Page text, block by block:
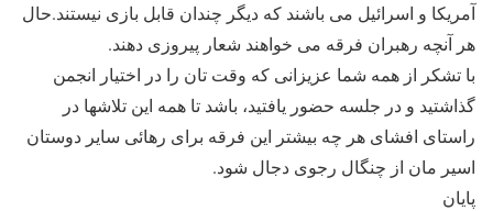
آمریکا و اسرائیل می باشند که دیگر چندان قابل بازی نیستند.حال
هر آنچه رهبران فرقه می خواهند شعار پیروزی دهند.
با تشکر از همه شما عزیزانی که وقت تان را در اختیار انجمن
گذاشتید و در جلسه حضور یافتید، باشد تا همه این تلاشها در
راستای افشای هر چه بیشتر این فرقه برای رهائی سایر دوستان
اسیر مان از چنگال رجوی دجال شود.
پایان